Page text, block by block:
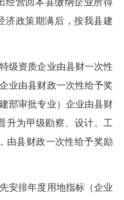
济政策期满后，按我县建
资质企业由县财一次性
业由县财政一次性给予奖
部审批专业）企业由县财
升为甲级勘察、设计、工
由县财政一次性给予奖励
排年度用地指标（企业